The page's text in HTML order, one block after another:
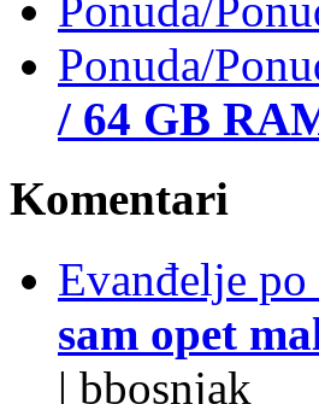
Ponuda/
/ 64 GB
Komentari
Evanđelje
sam opet
| bbosnjak